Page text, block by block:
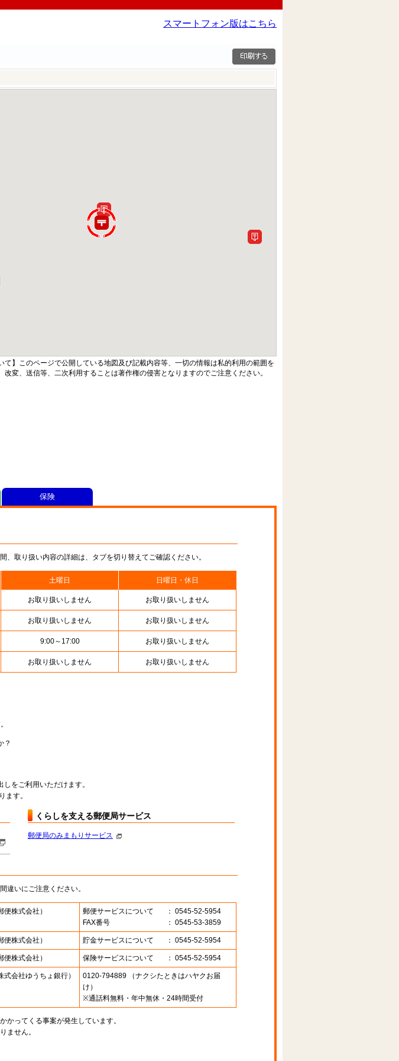
スマートフォン版はこちら
て】このページで公開している地図及び記載内容等、一切の情報は私的利用の範囲を
改変、送信等、二次利用することは著作権の侵害となりますのでご注意ください。
取り扱い内容の詳細は、タブを切り替えてご確認ください。
土曜日 日曜日・休日
お取り扱いしません お取り扱いしません
お取り扱いしません お取り扱いしません
9:00～17:00 お取り扱いしません
お取り扱いしません お取り扱いしません
？
をご利用いただけます。
ます。
くらしを支える郵便局サービス
郵便局のみまもりサービス
違いにご注意ください。
便株式会社） 郵便サービスについて
： 0545-52-5954
FAX番号
： 0545-53-3859
便株式会社） 貯金サービスについて ： 0545-52-5954
便株式会社） 保険サービスについて ： 0545-52-5954
式会社ゆうちょ銀行）
0120-794889 （ナクシたときはハヤクお届
け）
※通話料無料・年中無休・24時間受付
かってくる事案が発生しています。
ません。
保険